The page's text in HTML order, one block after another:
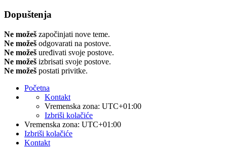
Dopuštenja
Ne možeš započinjati nove teme.
Ne možeš odgovarati na postove.
Ne možeš uređivati svoje postove.
Ne možeš izbrisati svoje postove.
Ne možeš postati privitke.
Početna
Kontakt
Vremenska zona: UTC+01:00
Izbriši kolačiće
Vremenska zona: UTC+01:00
Izbriši kolačiće
Kontakt